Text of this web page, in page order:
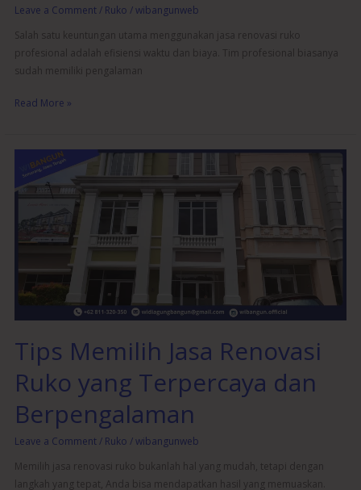
Leave a Comment / Ruko /wibangunweb
Salah satu keuntungan utama menggunakan jasa renovasi ruko
profesional adalah efisiensi waktu dan biaya. Tim profesional biasanya
sudah memiliki pengalaman
Read More »
Tips Memilih Jasa Renovasi
Ruko yang Terpercaya dan
Berpengalaman
Leave a Comment / Ruko /wibangunweb
Memilih jasa renovasi ruko bukanlah hal yang mudah, tetapi dengan
langkah yang tepat, Anda bisa mendapatkan hasil yang memuaskan.
Memilih
Jasa
yang
Berpengalaman